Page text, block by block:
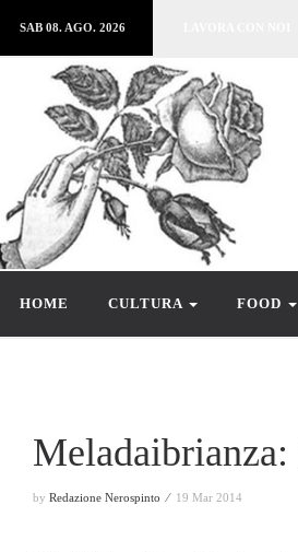
SAB 08. AGO. 2026
HOME CULTURA FOOD
by Redazione Nerospinto ⁄ 19 Mar 2014